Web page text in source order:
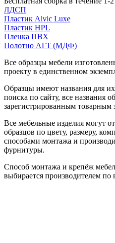
ЛДСП
Пластик Alvic Luxe
Пластик HPL
Пленка ПВХ
Полотно АГТ (МДФ)
Все образцы мебели
проекту в единственном
Образцы имеют названия для
поиска по сайту, все названия
зарегистрированным товарным
Все мебельные изделия могут
образцов по цвету, размеру,
способами монтажа и
фурнитуры.
Способ монтажа и крепёж
выбирается производителем